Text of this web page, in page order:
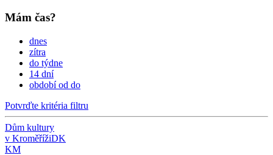
Mám čas?
dnes
zítra
do týdne
14 dní
období od do
Potvrďte kritéria filtru
Dům kultury
v KroměřížiDK
KM